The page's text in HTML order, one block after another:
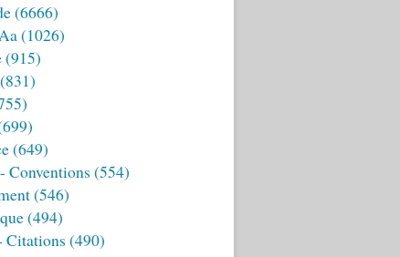
(6666)
(1026)
(915)
(831)
(649)
Conventions (554)
(546)
(494)
Citations (490)